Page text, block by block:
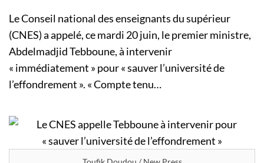
Le Conseil national des enseignants du supérieur
(CNES) a appelé, ce mardi 20 juin, le premier ministre,
Abdelmadjid Tebboune, à intervenir
« immédiatement » pour « sauver l’université de
l’effondrement ». « Compte tenu…